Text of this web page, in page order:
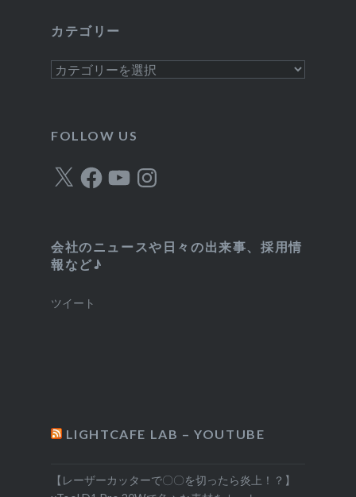
ブ
カテゴリー
カ
ー
FOLLOW US
X FacebookYouTubeInstagram
会社のニュースや日々の出来事、採用情
報など♪
ツイート
LIGHTCAFE LAB – YOUTUBE
【レーザーカッターで〇〇を切ったら炎上！？】